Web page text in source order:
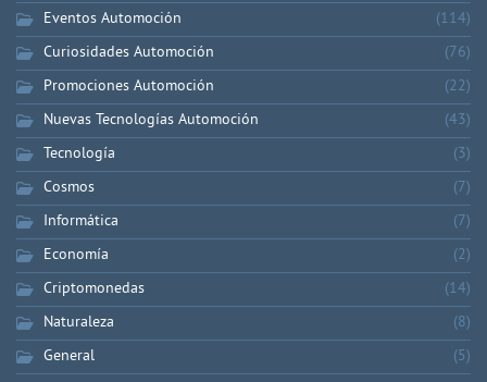
Eventos Automoción
(114)
Curiosidades Automoción
(76)
Promociones Automoción
(22)
Nuevas Tecnologías Automoción
(43)
Tecnología
(3)
Cosmos
(7)
Informática
(7)
Economía
(2)
Criptomonedas
(14)
Naturaleza
(8)
General
(5)